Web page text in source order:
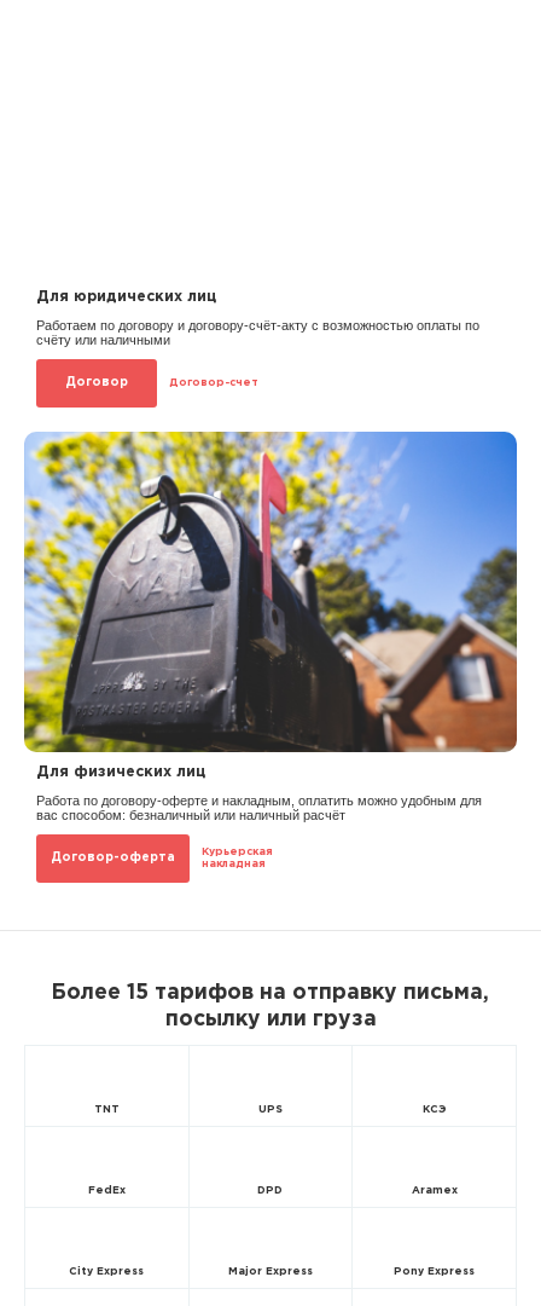
Для юридических лиц
Работаем по договору и договору-счёт-акту с возможностью оплаты по
счёту или наличными
Договор Договор-счет
Для физических лиц
Работа по договору-оферте и накладным, оплатить можно удобным для
вас способом: безналичный или наличный расчёт
Договор-оферта
Курьерская
накладная
Более 15 тарифов на отправку письма,
посылку или груза
TNT UPS КСЭ
FedEx DPD Aramex
City Express Major Express Pony Express